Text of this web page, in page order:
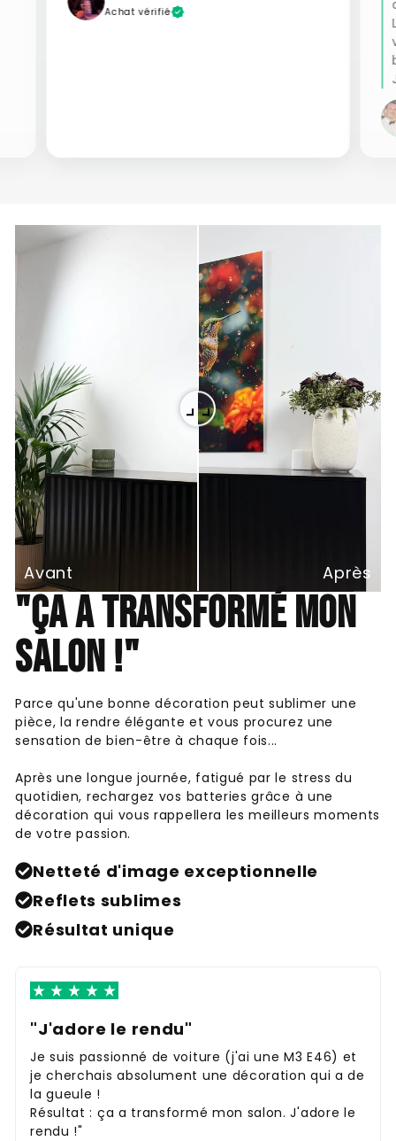
Achat vérifié
Avant Après
"ÇA A TRANSFORMÉ MON
SALON !"
Parce qu'une bonne décoration peut sublimer une
pièce, la rendre élégante et vous procurez une
sensation de bien-être à chaque fois...
Après une longue journée, fatigué par le stress du
quotidien, rechargez vos batteries grâce à une
décoration qui vous rappellera les meilleurs moments
de votre passion.
Netteté d'image exceptionnelle
Reflets sublimes
Résultat unique
"J'adore le rendu"
Je suis passionné de voiture (j'ai une M3 E46) et
je cherchais absolument une décoration qui a de
la gueule !
Résultat : ça a transformé mon salon. J'adore le
rendu !"